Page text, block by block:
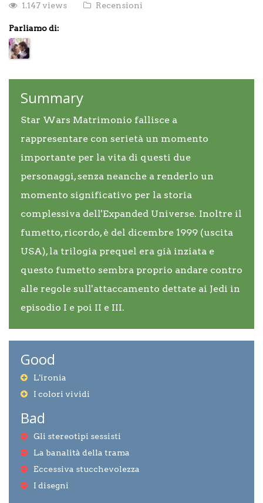
1.147 views
Recensioni
Parliamo di:
Summary
Star Wars Matrimonio fallisce a
rappresentare con serietà un momento
importante per la vita di questi due
personaggi, senza neanche a renderlo un
momento significativo per la storia
complessiva dell'Expanded Universe. Inoltre il
fumetto, ricordo, è del dicembre 1999 (uscita
USA), la trilogia prequel era già inziata e
questo fumetto sembra proprio andare contro
alle regole sull'attaccamento dettate ai Jedi in
episodio I e poi II e III.
Good
L'ironia
I colori vividi
Bad
Gli stereotipi sessisti
La banalità della trama
Eccessiva stucchevolezza
I disegni